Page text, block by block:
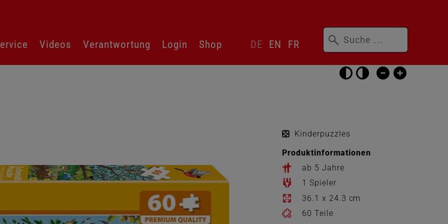
Barrierefrei-
Einstellungen
überspringen
Videos Verantwortung Login Shop
überspringen
DE EN FR
Suchbegriffe
Kinderpuzzles
Produktinformationen
ab 5 Jahre
1 Spieler
36.1 x 24.3 cm
60 Teile